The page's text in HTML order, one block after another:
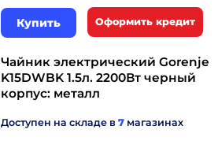
Купить Оформить кредит
Чайник электрический Gorenje
K15DWBK 1.5л. 2200Вт черный
корпус: металл
Доступен на складе в 7 магазинах